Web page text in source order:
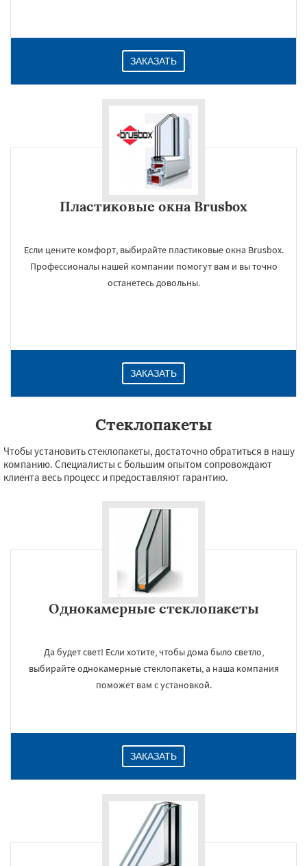
ЗАКАЗАТЬ
Пластиковые окна Brusbox
Если цените комфорт, выбирайте пластиковые окна Brusbox.
Профессионалы нашей компании помогут вам и вы точно
останетесь довольны.
ЗАКАЗАТЬ
Стеклопакеты
Чтобы установить стеклопакеты, достаточно обратиться в нашу
компанию. Специалисты с большим опытом сопровождают
клиента весь процесс и предоставляют гарантию.
Однокамерные стеклопакеты
Да будет свет! Если хотите, чтобы дома было светло,
выбирайте однокамерные стеклопакеты, а наша компания
поможет вам с установкой.
ЗАКАЗАТЬ
УЗНАТЬ ПОДРОБНЕЕ
Даю согласие на обработку персональных данных